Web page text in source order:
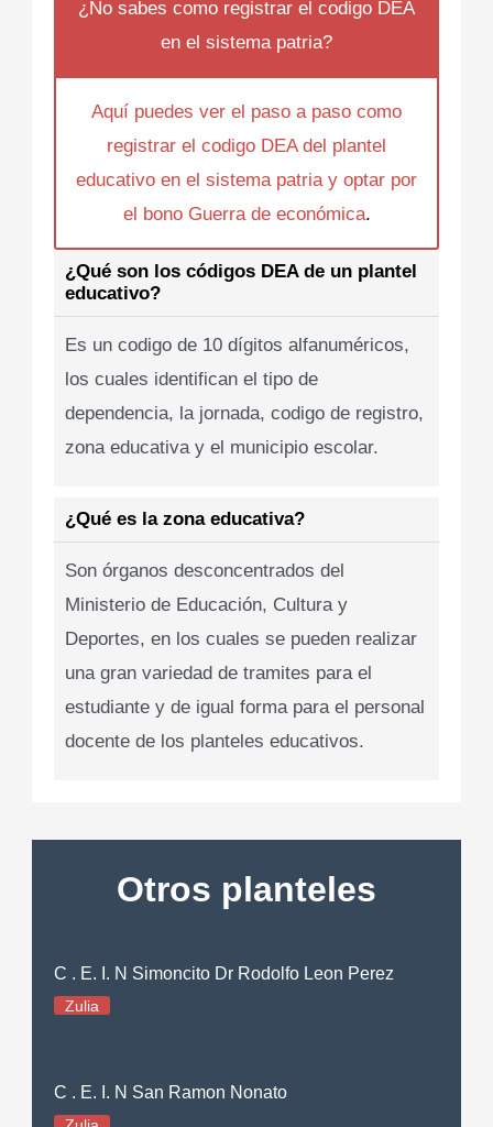
¿No sabes como registrar el codigo DEA
en el sistema patria?
Aquí puedes ver el paso a paso como
registrar el codigo DEA del plantel
educativo en el sistema patria y optar por
el bono Guerra de económica.
¿Qué son los códigos DEA de un plantel
educativo?
Es un codigo de 10 dígitos alfanuméricos,
los cuales identifican el tipo de
dependencia, la jornada, codigo de registro,
zona educativa y el municipio escolar.
¿Qué es la zona educativa?
Son órganos desconcentrados del
Ministerio de Educación, Cultura y
Deportes, en los cuales se pueden realizar
una gran variedad de tramites para el
estudiante y de igual forma para el personal
docente de los planteles educativos.
Otros planteles
C . E. I. N Simoncito Dr Rodolfo Leon Perez
Zulia
C . E. I. N San Ramon Nonato